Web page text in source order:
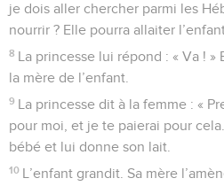
je dois aller chercher parmi les
nourrir ? Elle pourra allaiter
8 La princesse lui répond : « Va !
la mère de l’enfant.
9 La princesse dit à la femme : «
pour moi, et je te paierai pour
bébé et lui donne son lait.
10 L’enfant grandit. Sa mère